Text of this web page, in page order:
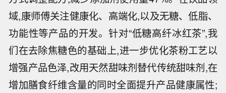
域,康师傅关注健康化、高端化,以及无糖、低脂、
功能性等产品的开发。针对“低糖高纤冰红茶”,我
们在去除焦糖色的基础上,进一步优化茶粉工艺以
增强产品色泽,改用天然甜味剂替代传统甜味剂,在
增加膳食纤维含量的同时全面提升产品健康属性;